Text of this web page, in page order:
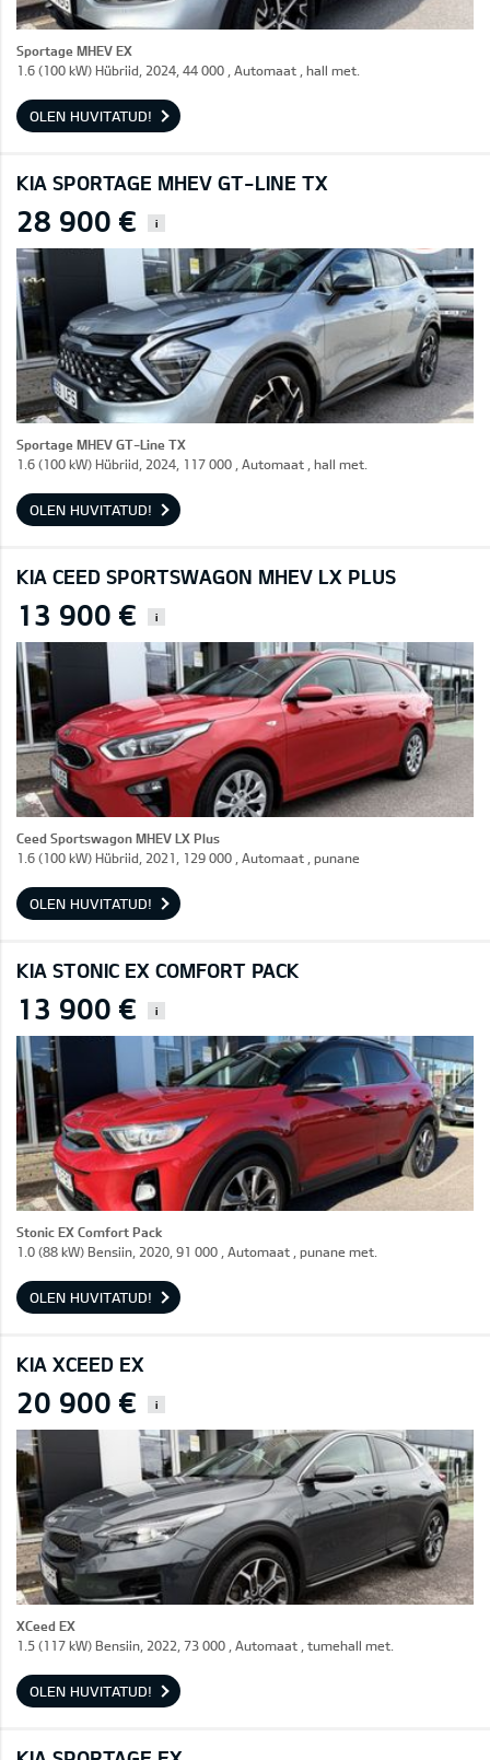
Sportage MHEV EX
1.6 (100 kW) Hübriid, 2024, 44 000 , Automaat , hall met.
OLEN HUVITATUD!
KIA SPORTAGE MHEV GT-LINE TX
28 900 € i
Sportage MHEV GT-Line TX
1.6 (100 kW) Hübriid, 2024, 117 000 , Automaat , hall met.
OLEN HUVITATUD!
KIA CEED SPORTSWAGON MHEV LX PLUS
13 900 € i
Ceed Sportswagon MHEV LX Plus
1.6 (100 kW) Hübriid, 2021, 129 000 , Automaat , punane
OLEN HUVITATUD!
KIA STONIC EX COMFORT PACK
13 900 € i
Stonic EX Comfort Pack
1.0 (88 kW) Bensiin, 2020, 91 000 , Automaat , punane met.
OLEN HUVITATUD!
KIA XCEED EX
20 900 € i
XCeed EX
1.5 (117 kW) Bensiin, 2022, 73 000 , Automaat , tumehall met.
OLEN HUVITATUD!